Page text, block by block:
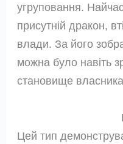
угруповання.
присутній дракон,
влади. За його
можна було навіть
становище власника
Цей тип